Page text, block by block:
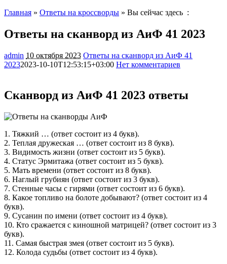
Главная » Ответы на кроссворды » Вы сейчас здесь :
Ответы на сканворд из АиФ 41 2023
admin 10 октября 2023 Ответы на сканворд из АиФ 41
20232023-10-10T12:53:15+03:00 Нет комментариев
Сканворд из АиФ 41 2023 ответы
1. Тяжкий … (ответ состоит из 4 букв).
2. Теплая дружеская … (ответ состоит из 8 букв).
3. Видимость жизни (ответ состоит из 5 букв).
4. Статус Эрмитажа (ответ состоит из 5 букв).
5. Мать времени (ответ состоит из 8 букв).
6. Наглый грубиян (ответ состоит из 3 букв).
7. Стенные часы с гирями (ответ состоит из 6 букв).
8. Какое топливо на болоте добывают? (ответ состоит из 4
букв).
9. Сусанин по имени (ответ состоит из 4 букв).
10. Кто сражается с киношной матрицей? (ответ состоит из 3
букв).
11. Самая быстрая змея (ответ состоит из 5 букв).
12. Колода судьбы (ответ состоит из 4 букв).